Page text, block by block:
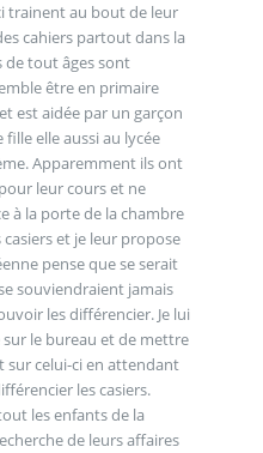
trainent au bout de leur
cahiers partout dans la
de tout âges sont
être en primaire
est aidée par un garçon
elle aussi au lycée
Apparemment ils ont
leur cours et ne
à la porte de la chambre
et je leur propose
pense que se serait
souviendraient jamais
les différencier. Je lui
le bureau et de mettre
sur celui-ci en attendant
les casiers.
les enfants de la
de leurs affaires